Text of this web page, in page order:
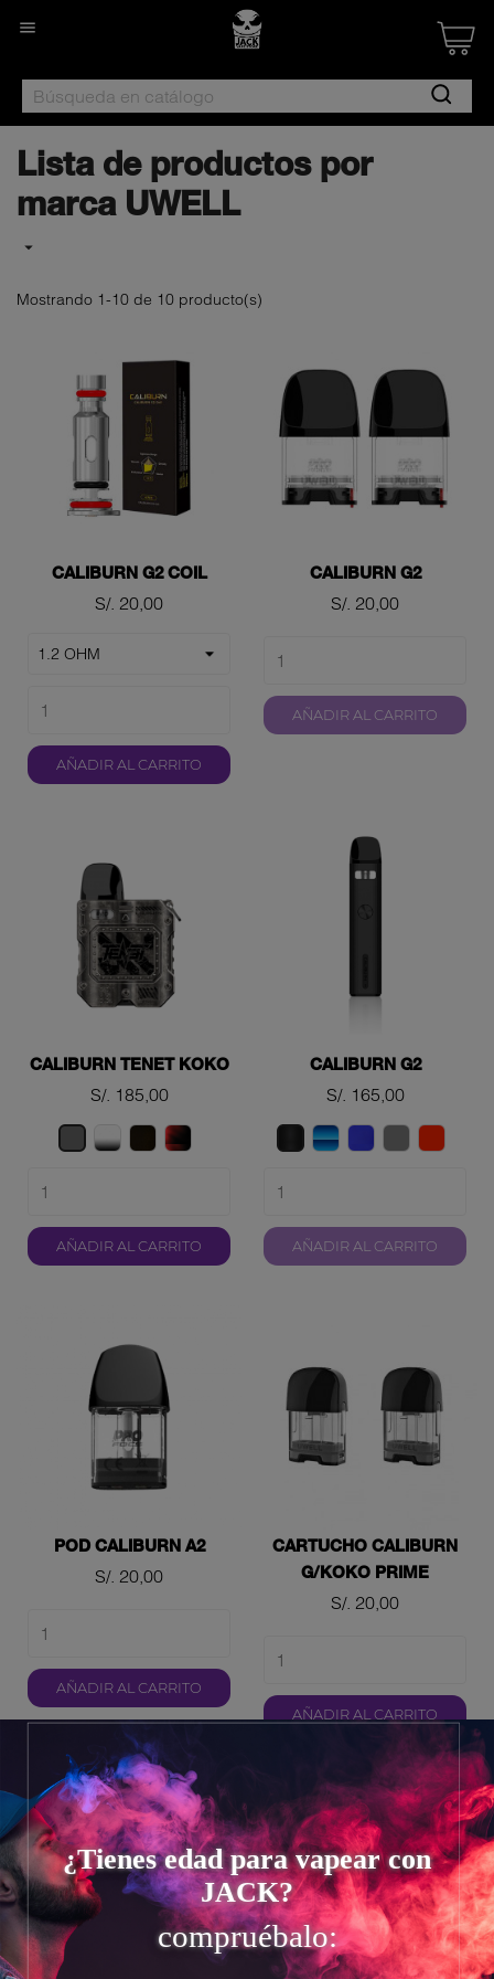
¿Tienes edad para vapear con
JACK?
compruébalo:

Created by
from the Noun
Lista de productos por
marca UWELL

Mostrando 1-10 de 10 producto(s)
CALIBURN G2 COIL
Precio
S/. 20,00
AÑADIR AL CARRITO
CALIBURN G2
Precio
S/. 20,00
AÑADIR AL CARRITO
CALIBURN TENET KOKO
Precio
S/. 185,00
Gray
BLACK
AND
COPPERBLACK
AND
AÑADIR AL CARRITO
CALIBURN G2
Precio
S/. 165,00
Carbon
Black
GRADIENT
BLUE
ULTRAMARINE
BLUE
MATTE
GREY
AÑADIR AL CARRITO
POD CALIBURN A2
Precio
S/. 20,00
AÑADIR AL CARRITO
CARTUCHO CALIBURN
G/KOKO PRIME
Precio
S/. 20,00
AÑADIR AL CARRITO